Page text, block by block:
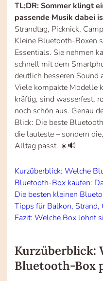
TL;DR: Sommer klingt
passende Musik dabei
Strandtag, Picknick,
Kleine Bluetooth-Boxen
Essentials. Sie nehmen
schnell mit dem
deutlich besseren Sound
Viele kompakte Modelle
kräftig, sind wasserfest,
noch schön aus. Genau
Blick: Die beste
die lauteste – sondern
Alltag passt. ☀️🔊
Kurzüberblick: Welche
Bluetooth-Box kaufen:
Die besten kleinen
Tipps für Balkon,
Fazit: Welche Box lohnt
Kurzüberblick:
Bluetooth-Box